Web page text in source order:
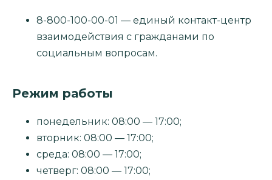
8-800-100-00-01 — единый контакт-центр
взаимодействия с гражданами по
социальным вопросам.
Режим работы
понедельник: 08:00 — 17:00;
вторник: 08:00 — 17:00;
среда: 08:00 — 17:00;
четверг: 08:00 — 17:00;